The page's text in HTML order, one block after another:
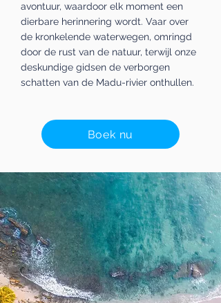
avontuur, waardoor elk moment een
dierbare herinnering wordt. Vaar over
de kronkelende waterwegen, omringd
door de rust van de natuur, terwijl onze
deskundige gidsen de verborgen
schatten van de Madu-rivier onthullen.
Boek nu